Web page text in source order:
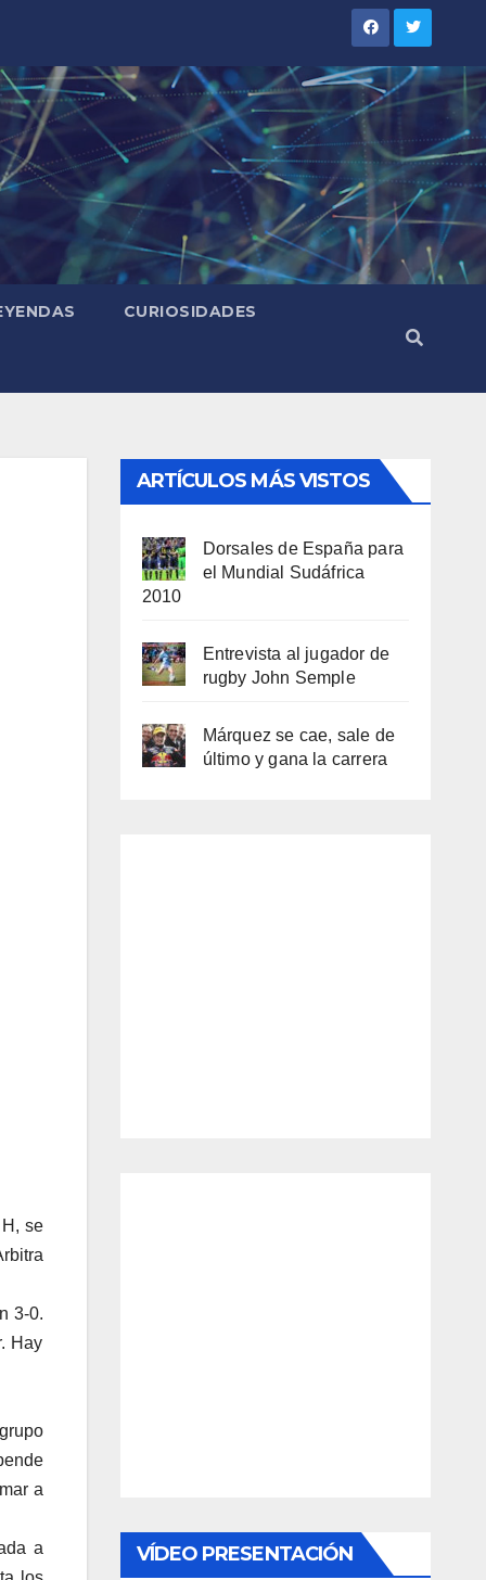
CURIOSIDADES
se
3-0.
Hay
a
a
ARTÍCULOS MÁS VISTOS
Dorsales de España para
el Mundial Sudáfrica
2010
Entrevista al jugador de
rugby John Semple
Márquez se cae, sale de
último y gana la carrera
VÍDEO PRESENTACIÓN